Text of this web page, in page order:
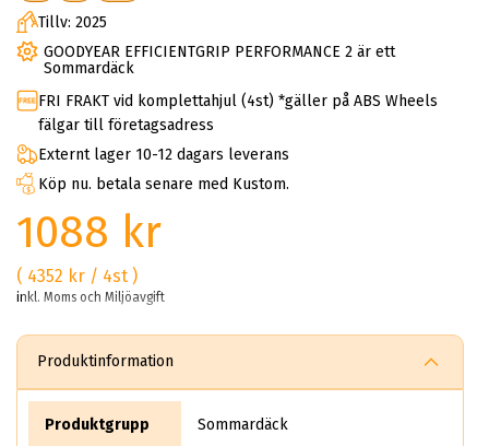
Tillv: 2025
GOODYEAR EFFICIENTGRIP PERFORMANCE 2 är ett
Sommardäck
FRI FRAKT vid komplettahjul (4st) *gäller på ABS Wheels
fälgar till företagsadress
Externt lager 10-12 dagars leverans
Köp nu. betala senare med Kustom.
1088 kr
( 4352 kr / 4st )
inkl. Moms och Miljöavgift
Produktinformation
Produktgrupp Sommardäck